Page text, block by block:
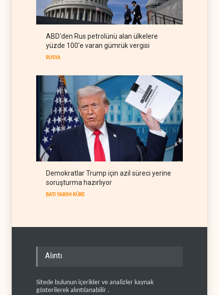
rejimiyle uzlaşma yok,
misilleme var
IRAK 09 Ağustos 2026
The Guardian: Trump’ın İran
stratejisi alay konusu oldu
ABD'den Rus petrolünü alan ülkelere
yüzde 100'e varan gümrük vergisi
RUSYA
Demokratlar Trump için azil süreci yerine
soruşturma hazırlıyor
BATI YARIM KÜRE
Alıntı
Sitede bulunun içerikler ve analizler kaynak
gösterilerek alıntılanabilir .